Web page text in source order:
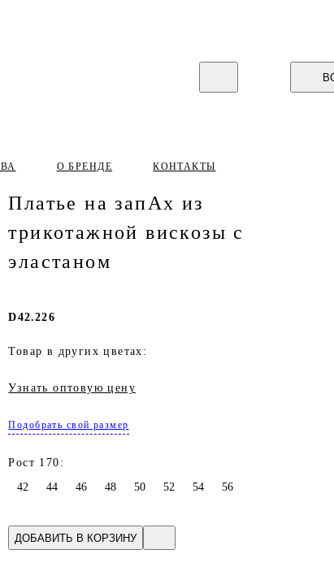
О БРЕНДЕ КОНТАКТЫ
Платье на запАх из
трикотажной вискозы с
эластаном
D42.226
Товар в других цветах:
Узнать оптовую цену
Подобрать свой размер
Рост 170:
42
44 46 48 50 52 54 56
ДОБАВИТЬ В КОРЗИНУ